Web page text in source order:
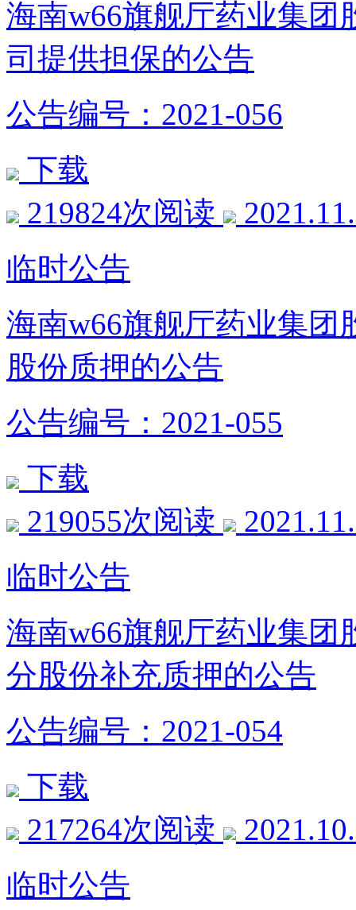
海南w66旗舰厅药业集团
司提供担保的公告
公告编号：2021-056
下载
219824次阅读
临时公告
海南w66旗舰厅药业集团
股份质押的公告
公告编号：2021-055
下载
219055次阅读
临时公告
海南w66旗舰厅药业集团
分股份补充质押的公告
公告编号：2021-054
下载
217264次阅读
临时公告